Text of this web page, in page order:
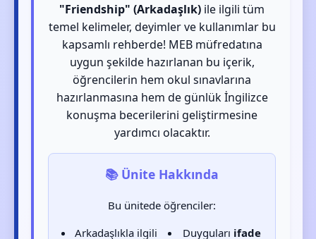
"Friendship" (Arkadaşlık) ile ilgili tüm
temel kelimeler, deyimler ve kullanımlar bu
kapsamlı rehberde! MEB müfredatına
uygun şekilde hazırlanan bu içerik,
öğrencilerin hem okul sınavlarına
hazırlanmasına hem de günlük İngilizce
konuşma becerilerini geliştirmesine
yardımcı olacaktır.
📚 Ünite Hakkında
Bu ünitede öğrenciler:
Arkadaşlıkla ilgili
Duyguları ifade